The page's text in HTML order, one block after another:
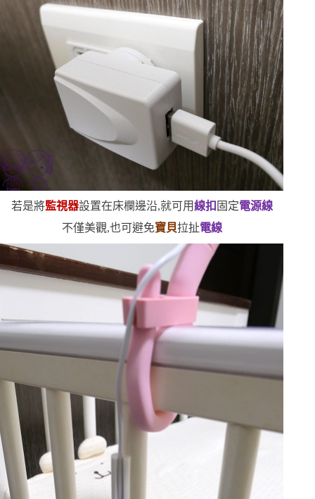
若是將監視器設置在床欄邊沿,就可用線扣 固定電源線
不僅美觀,也可避免寶貝拉扯電線